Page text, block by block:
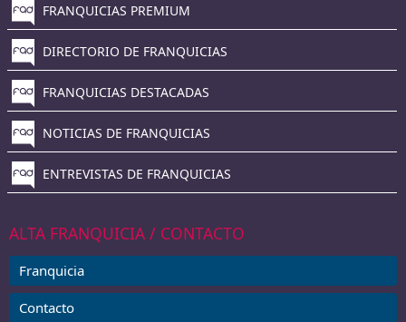
FRANQUICIAS PREMIUM
DIRECTORIO DE FRANQUICIAS
FRANQUICIAS DESTACADAS
NOTICIAS DE FRANQUICIAS
ENTREVISTAS DE FRANQUICIAS
ALTA FRANQUICIA / CONTACTO